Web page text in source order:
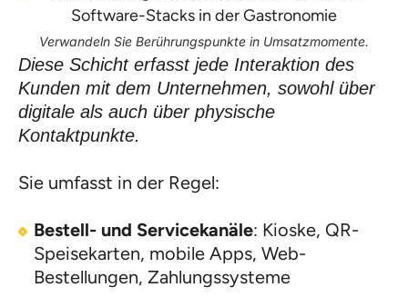
Verwandeln Sie Berührungspunkte in Umsatzmomente.
Diese Schicht erfasst jede Interaktion des
Kunden mit dem Unternehmen, sowohl über
digitale als auch über physische
Kontaktpunkte.
Sie umfasst in der Regel:
Bestell- und Servicekanäle: Kioske, QR-
Speisekarten, mobile Apps, Web-
Bestellungen, Zahlungssysteme